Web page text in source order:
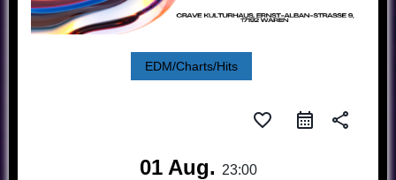
EDM/Charts/Hits
favorite_border share
01 Aug. 23:00